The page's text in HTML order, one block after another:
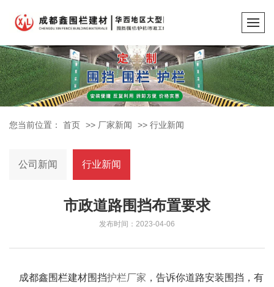
您当前位置： 首页 >> 厂家新闻 >> 行业新闻
公司新闻 行业新闻
市政道路围挡布置要求
发布时间：2023-04-06
成都鑫围栏建材围挡护栏厂家 ，告诉你道路安装围挡，有